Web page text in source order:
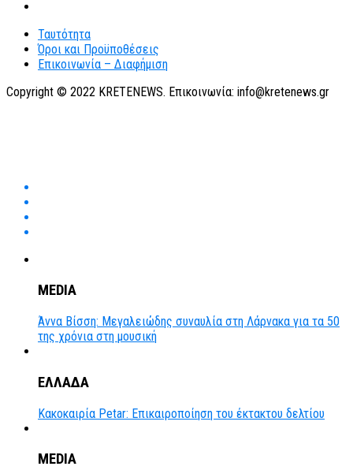
Ταυτότητα
Όροι και Προϋποθέσεις
Επικοινωνία – Διαφήμιση
Copyright © 2022 KRETENEWS. Επικοινωνία: info@kretenews.gr
MEDIA
Άννα Βίσση: Μεγαλειώδης συναυλία στη Λάρνακα για τα 50
της χρόνια στη μουσική
ΕΛΛΑΔΑ
Κακοκαιρία Petar: Επικαιροποίηση του έκτακτου δελτίου
MEDIA